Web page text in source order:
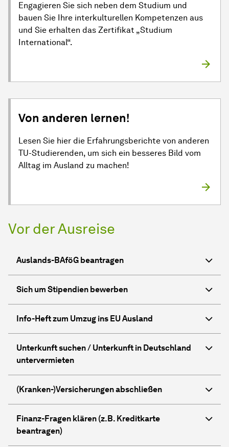
Engagieren Sie sich neben dem Studium und
bauen Sie Ihre interkulturellen Kompetenzen aus
und Sie erhalten das Zertifikat „Studium
International“.
Von anderen lernen!
Lesen Sie hier die Erfahrungsberichte von anderen
TU-Studierenden, um sich ein besseres Bild vom
Alltag im Ausland zu machen!
Vor der Ausreise
Auslands-BAföG beantragen
Sich um Stipendien bewerben
Info-Heft zum Umzug ins EU Ausland
Unterkunft suchen / Unterkunft in Deutschland
untervermieten
(Kranken-)Versicherungen abschließen
Finanz-Fragen klären (z.B. Kreditkarte
beantragen)